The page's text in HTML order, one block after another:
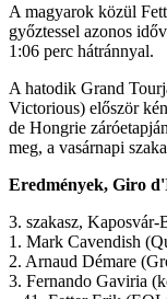
A magyarok közül
győztessel azonos
1:06 perc hátránnyal.
A hatodik Grand
Victorious) először
de Hongrie
meg, a vasárnapi
Eredmények, Giro
3. szakasz,
1. Mark Cavendish
2. Arnaud Démare
3. Fernando Gaviria